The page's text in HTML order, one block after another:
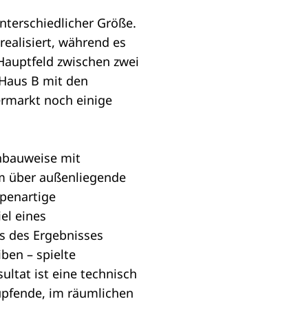
Größe.
während es
zwischen zwei
B mit den
noch einige
mit
über außenliegende
eines
des Ergebnisses
– spielte
ist eine technisch
im räumlichen